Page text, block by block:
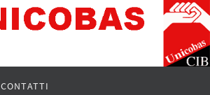
CONTATTI